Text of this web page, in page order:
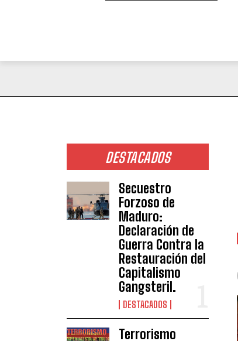
DESTACADOS
Secuestro
Forzoso de
Maduro:
Declaración de
Guerra Contra la
Restauración del
Capitalismo
Gangsteril.
DESTACADOS
Terrorismo